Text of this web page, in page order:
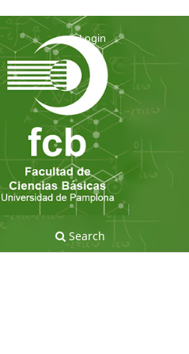
Search
Login